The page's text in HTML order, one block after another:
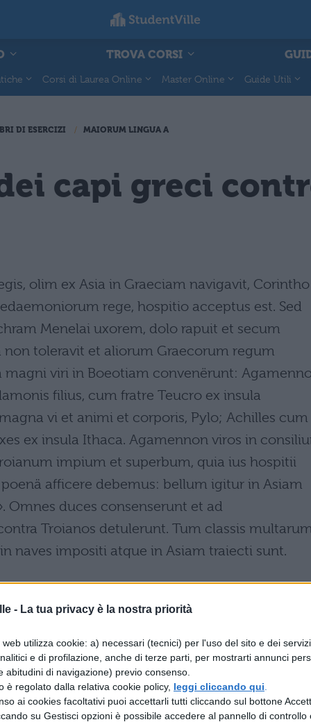
- La tua privacy è la nostra priorità
utilizza cookie: a) necessari (tecnici) per l'uso del sito e dei
e di profilazione, anche di terze parti, per mostrarti annunci
abitudini di navigazione) previo consenso.
è regolato dalla relativa cookie policy, leggi cliccando qui
ai cookies facoltativi puoi accettarli tutti cliccando sul bottone
su Gestisci opzioni è possibile accedere al pannello di controllo
TROVA CORSI
Corsi di Laurea Online Master Online Guide Utili
DI ESERCIZI MAIORUM LINGUA A
capi greci
olim ex Asia in Graeciam navigavit, Corintho
rege, hospitio acceptus est. Sed
Menelai uxorem, dolo rapuit et secum
toleravit et aliorum Graecorum regum
magni viri in Boeotiam convenërunt:
filius, cum fratre Teucro ex insula
vi et animi et corporis, Pylo; Achilles cum
ex insula Ithaca. Agamennon viros in
impium et superbum, quia ius hospitii
afficere debemus: bellum igitur in Asiam
Omnes duces consenserunt et ad
Troianos detulerunt. Tum classis
naves impositi atque in Asiam traiecti sunt.
una volta navigò dall'Asia in Grecia, giunse
dei Lacedemoni, fu accolto in ospitalità. Ma per
moglie di Menelao, con l'inganno, e la
non tollerò l'ingiuria e chiese l'aiuto degli altri re
in Beozia grandi eroi: Agamennone, fratello